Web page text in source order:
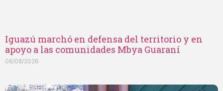
Iguazú marchó en defensa del territorio y en
apoyo a las comunidades Mbya Guaraní
06/08/2026